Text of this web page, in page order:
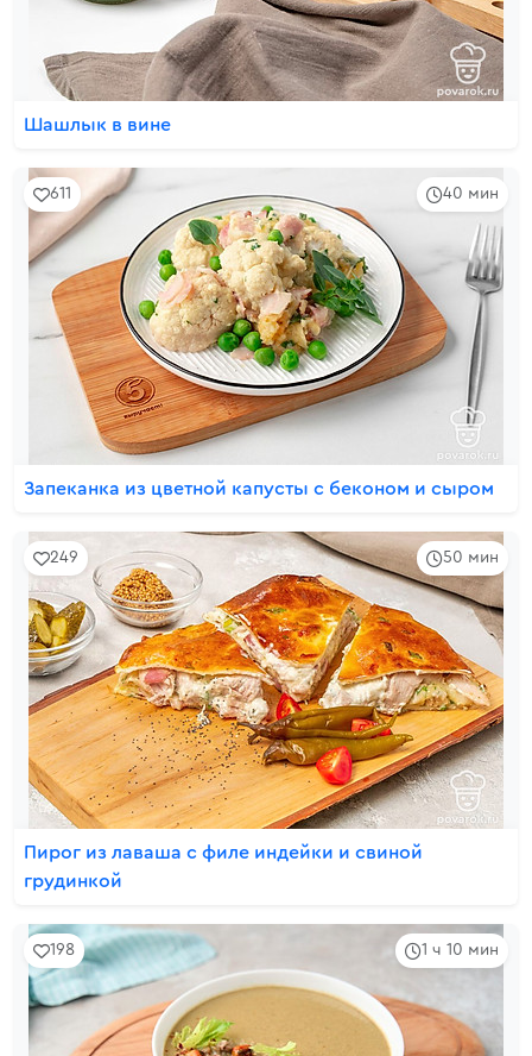
Шашлык в вине
40 мин
611
Запеканка из цветной капусты с беконом и сыром
50 мин
249
Пирог из лаваша с филе индейки и свиной
грудинкой
1 ч 10 мин
198